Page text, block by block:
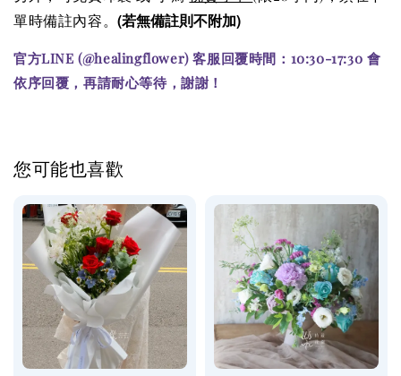
單時備註內容。(若無備註則不附加)
官方LINE (@healingflower) 客服回覆時間：10:30-17:30 會
依序回覆，再請耐心等待，謝謝！
您可能也喜歡